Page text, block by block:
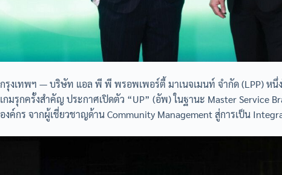
กรุงเทพฯ — บริษัท แอล พี พี พรอพเพอร์ตี้ มาเนจเมนท์ จำกัด (LPP) หนึ่
เกมรุกครั้งสำคัญ ประกาศเปิดตัว “UP” (อัพ) ในฐานะ Master Service
องค์กร จากผู้เชี่ยวชาญด้าน Community Management สู่การเป็น